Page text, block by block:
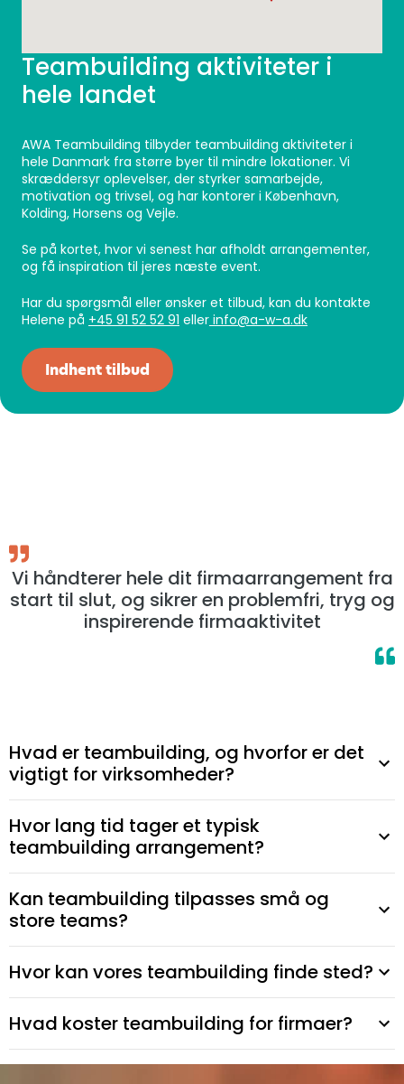
Teambuilding aktiviteter i
hele landet
AWA Teambuilding tilbyder teambuilding aktiviteter i
hele Danmark fra større byer til mindre lokationer. Vi
skræddersyr oplevelser, der styrker samarbejde,
motivation og trivsel, og har kontorer i København,
Kolding, Horsens og Vejle.
Se på kortet, hvor vi senest har afholdt arrangementer,
og få inspiration til jeres næste event.
Har du spørgsmål eller ønsker et tilbud, kan du kontakte
Helene på +45 91 52 52 91 eller info@a-w-a.dk
Indhent tilbud
Vi håndterer hele dit firmaarrangement fra
start til slut, og sikrer en problemfri, tryg og
inspirerende firmaaktivitet
Hvad er teambuilding, og hvorfor er det
vigtigt for virksomheder?
Hvor lang tid tager et typisk
teambuilding arrangement?
Kan teambuilding tilpasses små og
store teams?
Hvor kan vores teambuilding finde sted?
Hvad koster teambuilding for firmaer?